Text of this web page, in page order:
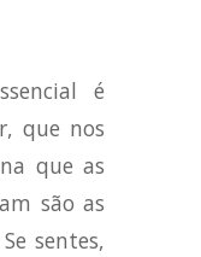
é
que nos
que as
são as
sentes,